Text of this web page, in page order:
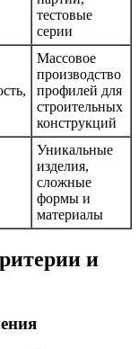
тестовые
серии
Массовое
производство
профилей для
строительных
конструкций
Уникальные
изделия,
сложные
формы и
материалы
и